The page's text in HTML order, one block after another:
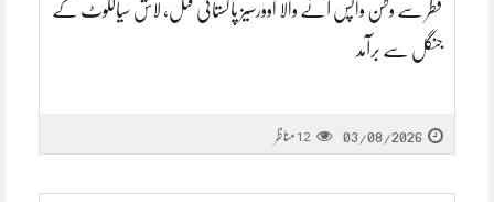
قطر سے وطن واپس آنے والا اوورسیز پاکستانی قتل، لاش سیالکوٹ کے
جنگل سے برآمد
03/08/2026
12 مناظر